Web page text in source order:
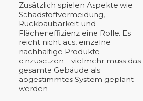
Zusätzlich spielen Aspekte wie
Schadstoffvermeidung,
Rückbaubarkeit und
Flächeneffizienz eine Rolle. Es
reicht nicht aus, einzelne
nachhaltige Produkte
einzusetzen – vielmehr muss das
gesamte Gebäude als
abgestimmtes System geplant
werden.